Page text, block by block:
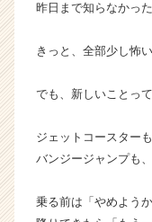
e
r
昨日まで知らなかっ
きっと、全部少し怖い
でも、新しいことっ
ジェットコースターも
バンジージャンプも、
乗る前は「やめよう